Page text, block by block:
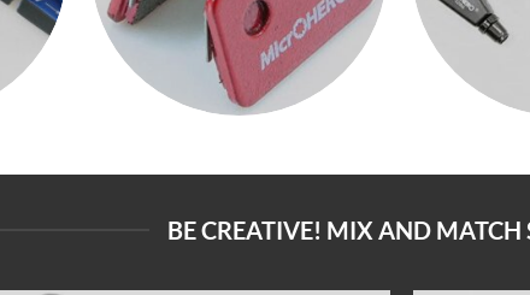
BE CREATIVE! MIX AND MATCH